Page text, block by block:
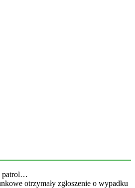
patrol…
otrzymały zgłoszenie o wypadku